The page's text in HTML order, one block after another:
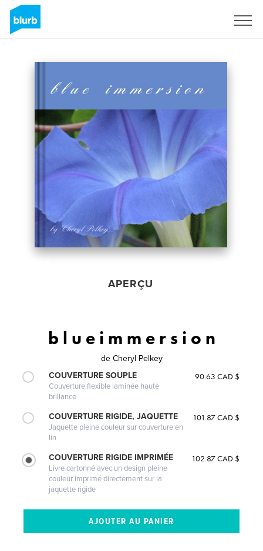
APERÇU
b l u e i m m e r s i o n
de Cheryl Pelkey
COUVERTURE SOUPLE
Couverture flexible laminée haute
brillance
90.63 CAD $
COUVERTURE RIGIDE, JAQUETTE
Jaquette pleine couleur sur couverture en
lin
101.87 CAD $
COUVERTURE RIGIDE IMPRIMÉE
Livre cartonné avec un design pleine
couleur imprimé directement sur la
jaquette rigide
102.87 CAD $